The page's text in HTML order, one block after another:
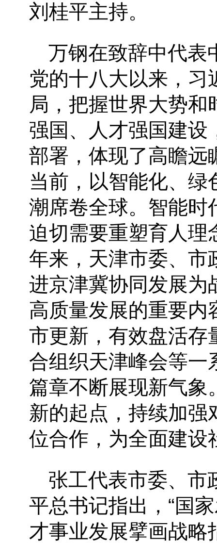
刘桂平主持。
万钢在致辞中代表
党的十八大以来，
局，把握世界大势
强国、人才强国建设
部署，体现了高瞻远
当前，以智能化、
潮席卷全球。智能时
迫切需要重塑育人理
年来，天津市委、市
进京津冀协同发展为
高质量发展的重要内
市更新，有效盘活存
合组织天津峰会等一
篇章不断展现新气象
新的起点，持续加强
位合作，为全面建设
张工代表市委、市
平总书记指出， “国
才事业发展擘画战略